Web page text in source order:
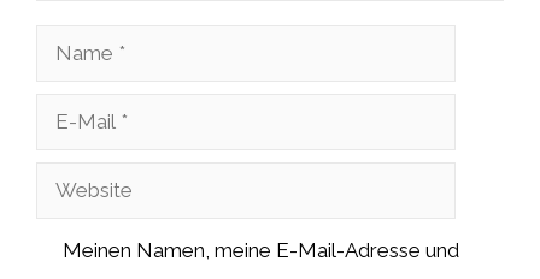
Name
Website
Meinen Namen, meine E-Mail-Adresse und